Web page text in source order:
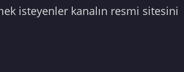
isteyenler kanalın resmi sitesini